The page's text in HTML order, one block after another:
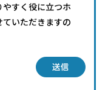
すく役に立つホ
いただきますの
送信